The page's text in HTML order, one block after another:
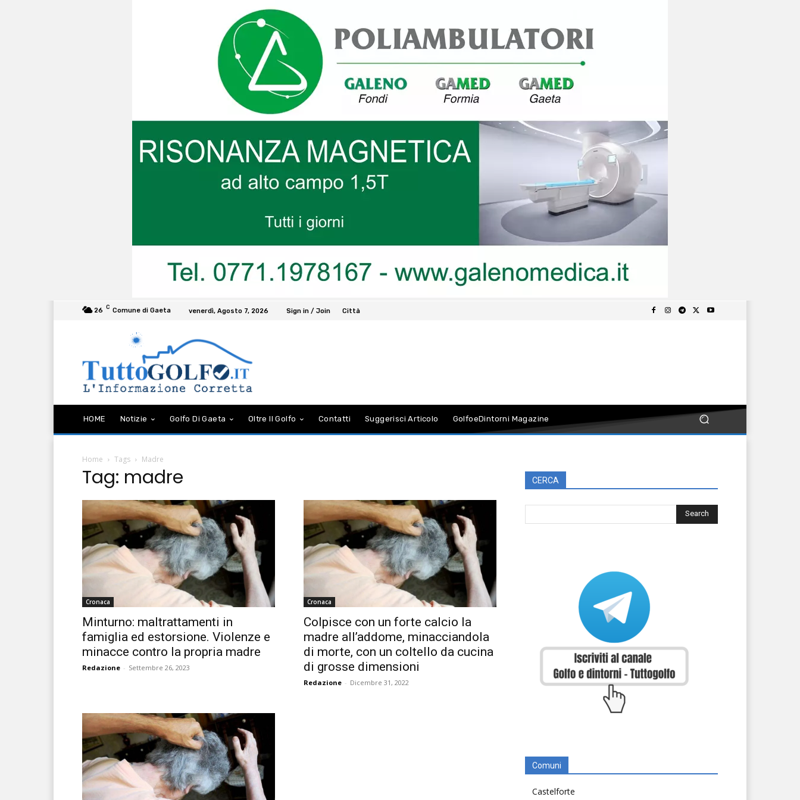
26 C Comune di Gaeta venerdì, Agosto 7, 2026 Sign in / Join Città
HOME Notizie Golfo Di Gaeta Oltre Il Golfo Contatti Suggerisci Articolo GolfoeDintorni Magazine
Home Tags Madre
Tag: madre
Cronaca
Minturno: maltrattamenti in
famiglia ed estorsione. Violenze e
minacce contro la propria madre
Redazione - Settembre 26, 2023
Cronaca
Colpisce con un forte calcio la
madre all’addome, minacciandola
di morte, con un coltello da cucina
di grosse dimensioni
Redazione - Dicembre 31, 2022
CERCA
Comuni
Castelforte